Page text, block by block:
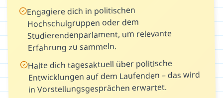
Engagiere dich in politischen
Hochschulgruppen oder dem
Studierendenparlament, um relevante
Erfahrung zu sammeln.
Halte dich tagesaktuell über politische
Entwicklungen auf dem Laufenden – das wird
in Vorstellungsgesprächen erwartet.